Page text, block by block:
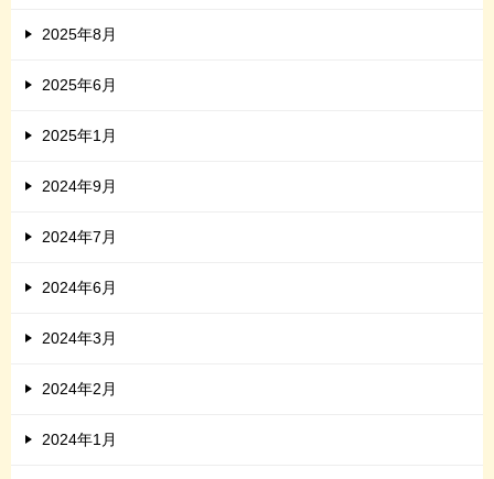
2025年8月
2025年6月
2025年1月
2024年9月
2024年7月
2024年6月
2024年3月
2024年2月
2024年1月